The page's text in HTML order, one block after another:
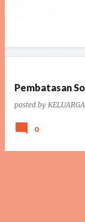
Pembatasan
posted by
0